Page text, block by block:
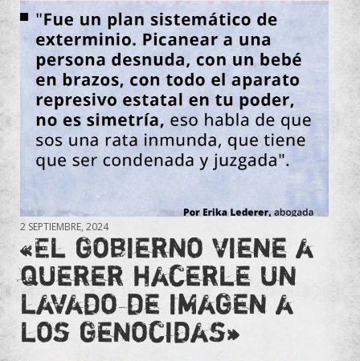
2 SEPTIEMBRE, 2024
«El gobierno viene a
querer hacerle un
lavado de imagen a
los genocidas»